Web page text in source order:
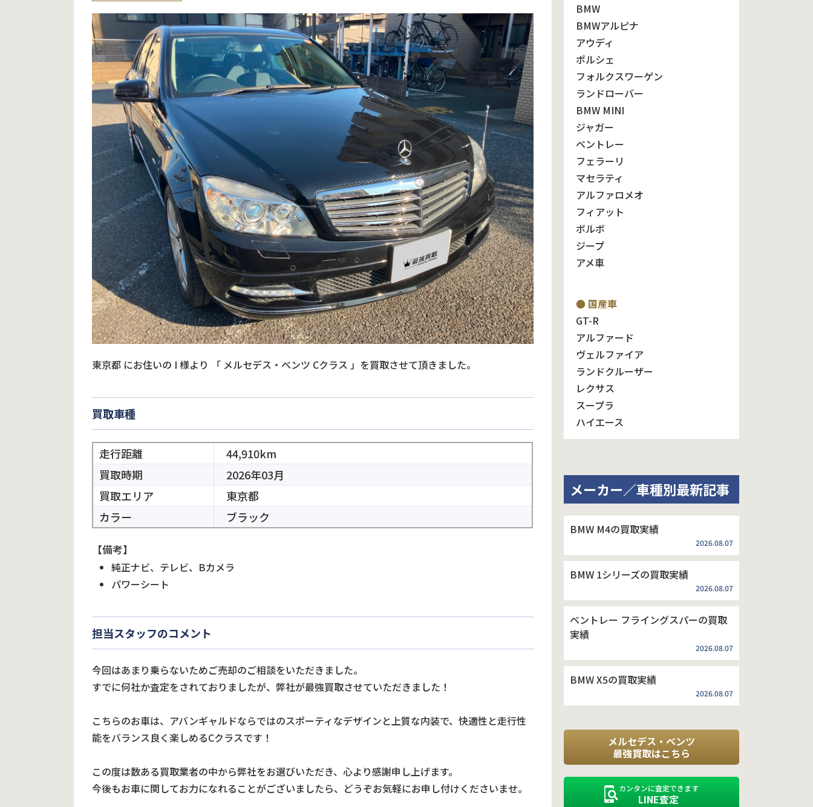
東京都 にお住いの I 様より 「 メルセデス・ベンツ Cクラス 」を買取させて頂きました。
買取車種
走行距離
44,910km
買取時期
2026年03月
買取エリア
東京都
カラー
ブラック
【備考】
純正ナビ、テレビ、Bカメラ
パワーシート
担当スタッフのコメント
今回はあまり乗らないためご売却のご相談をいただきました。
すでに何社か査定をされておりましたが、弊社が最強買取させていただきました！
こちらのお車は、アバンギャルドならではのスポーティなデザインと上質な内装で、快適性と走行性
能をバランス良く楽しめるCクラスです！
この度は数ある買取業者の中から弊社をお選びいただき、心より感謝申し上げます。
今後もお車に関してお力になれることがございましたら、どうぞお気軽にお申し付けくださいませ。
BMW
BMWアルピナ
アウディ
ポルシェ
フォルクスワーゲン
ランドローバー
BMW MINI
ジャガー
ベントレー
フェラーリ
マセラティ
アルファロメオ
フィアット
ボルボ
ジープ
アメ車
● 国産車
GT-R
アルファード
ヴェルファイア
ランドクルーザー
レクサス
スープラ
ハイエース
メーカー／車種別最新記事
BMW M4の買取実績
2026.08.07
BMW 1シリーズの買取実績
2026.08.07
ベントレー フライングスパーの買取
実績
2026.08.07
BMW X5の買取実績
2026.08.07
メルセデス・ベンツ
最強買取はこちら
カンタンに査定できます
LINE査定